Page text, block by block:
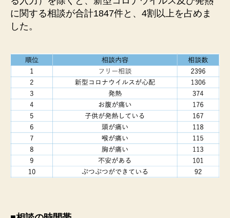
に関する相談が合計1847件と、4割以上を占めま
した。